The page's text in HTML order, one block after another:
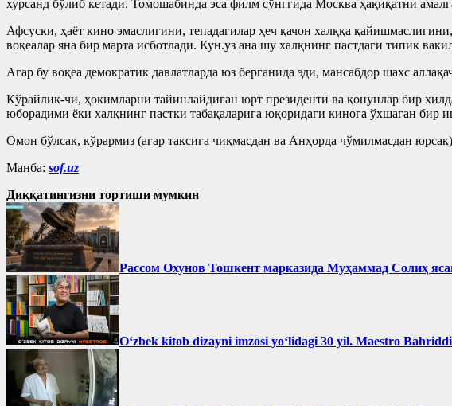
хурсанд бўлиб кетади. Томошабинда эса филм сўнггида Москва ҳақиқатни
Афсуски, ҳаёт кино эмаслигини, тепадагилар ҳеч қачон халққа
воқеалар яна бир марта исботлади. Кун.уз ана шу халқнинг пастдаги типик
Агар бу воқеа демократик давлатларда юз берганида эди, мансабдор шахс
Кўрайлик-чи, ҳокимларни тайинлайдиган юрт президенти ва қонунлар бир
юборадими ёки халқнинг пастки табақаларига юқоридаги кинога ўхшаган бир
Омон бўлсак, кўрармиз (агар таксига чиқмасдан ва Анҳорда чўмилмасдан
Манба: sof.uz
Диққатингизни тортиши мумкин
Рассом Охунов Тошкент марказида Муҳаммад Солиҳ
Oʻzbek kitob dizayni imzosi yoʻlidagi 30 yil. Maestro